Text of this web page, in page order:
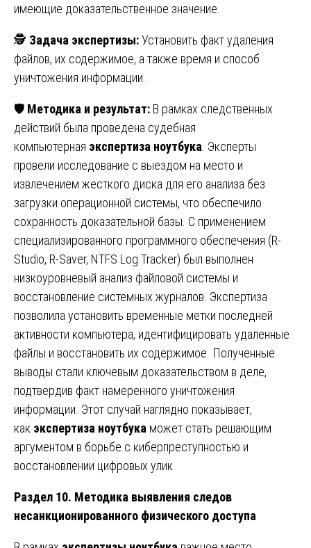
имеющие доказательственное значение.
🕵️ Задача экспертизы:Установить факт удаления
файлов, их содержимое, а также время и способ
уничтожения информации.
🛡️ Методика и результат: В рамках следственных
действий была проведена судебная
компьютерная экспертиза ноутбука . Эксперты
провели исследование с выездом на место и
извлечением жесткого диска для его анализа без
загрузки операционной системы, что обеспечило
сохранность доказательной базы. С применением
специализированного программного обеспечения (R-
Studio, R-Saver, NTFS Log Tracker) был выполнен
низкоуровневый анализ файловой системы и
восстановление системных журналов. Экспертиза
позволила установить временные метки последней
активности компьютера, идентифицировать удаленные
файлы и восстановить их содержимое. Полученные
выводы стали ключевым доказательством в деле,
подтвердив факт намеренного уничтожения
информации. Этот случай наглядно показывает,
как экспертиза ноутбука может стать решающим
аргументом в борьбе с киберпреступностью и
восстановлении цифровых улик.
Раздел 10. Методика выявления следов
несанкционированного физического доступа